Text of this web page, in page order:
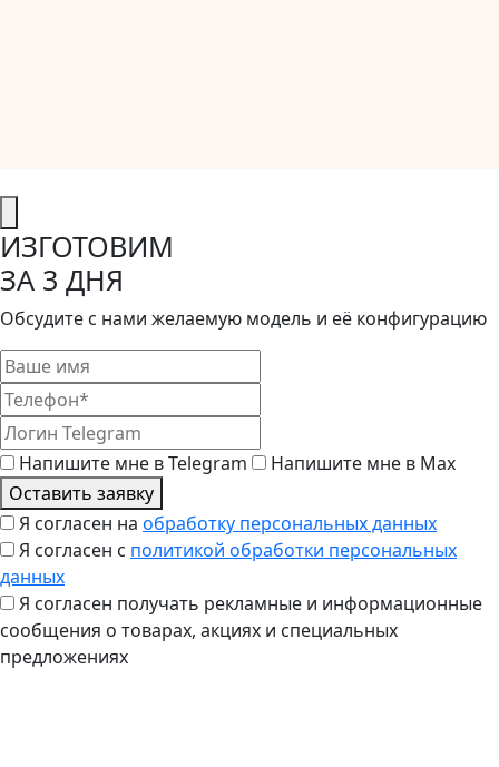
ИЗГОТОВИМ
ЗА 3 ДНЯ
Обсудите с нами желаемую модель и её конфигурацию
Напишите мне в Telegram
Напишите мне в Max
Оставить заявку
Я согласен на обработку персональных данных
Я согласен с политикой обработки персональных
данных
Я согласен получать рекламные и информационные
сообщения о товарах, акциях и специальных
предложениях